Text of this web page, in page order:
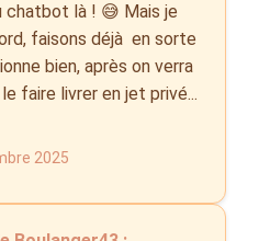
chatbot là ! 😅 Mais je
faisons déjà en sorte
bien, après on verra
faire livrer en jet privé...
2025